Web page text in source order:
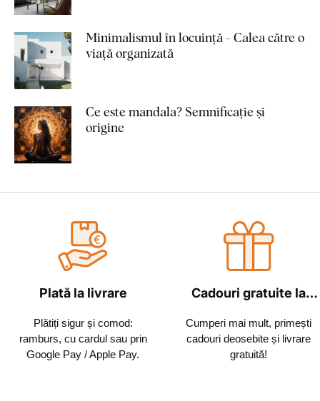
Minimalismul în locuință - Calea către o
viață organizată
Ce este mandala? Semnificație și
origine
Plată la livrare
Plătiți sigur și comod:
ramburs, cu cardul sau prin
Google Pay / Apple Pay.
Cadouri gratuite la
Cumperi mai mult, primești
cadouri deosebite și livrare
gratuită!